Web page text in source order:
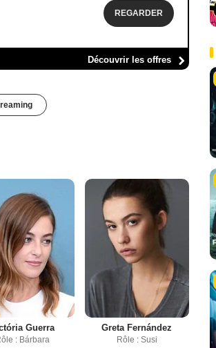
REGARDER
Découvrir les offres
Guerra
: Bárbara
Greta Fernández
Rôle : Susi